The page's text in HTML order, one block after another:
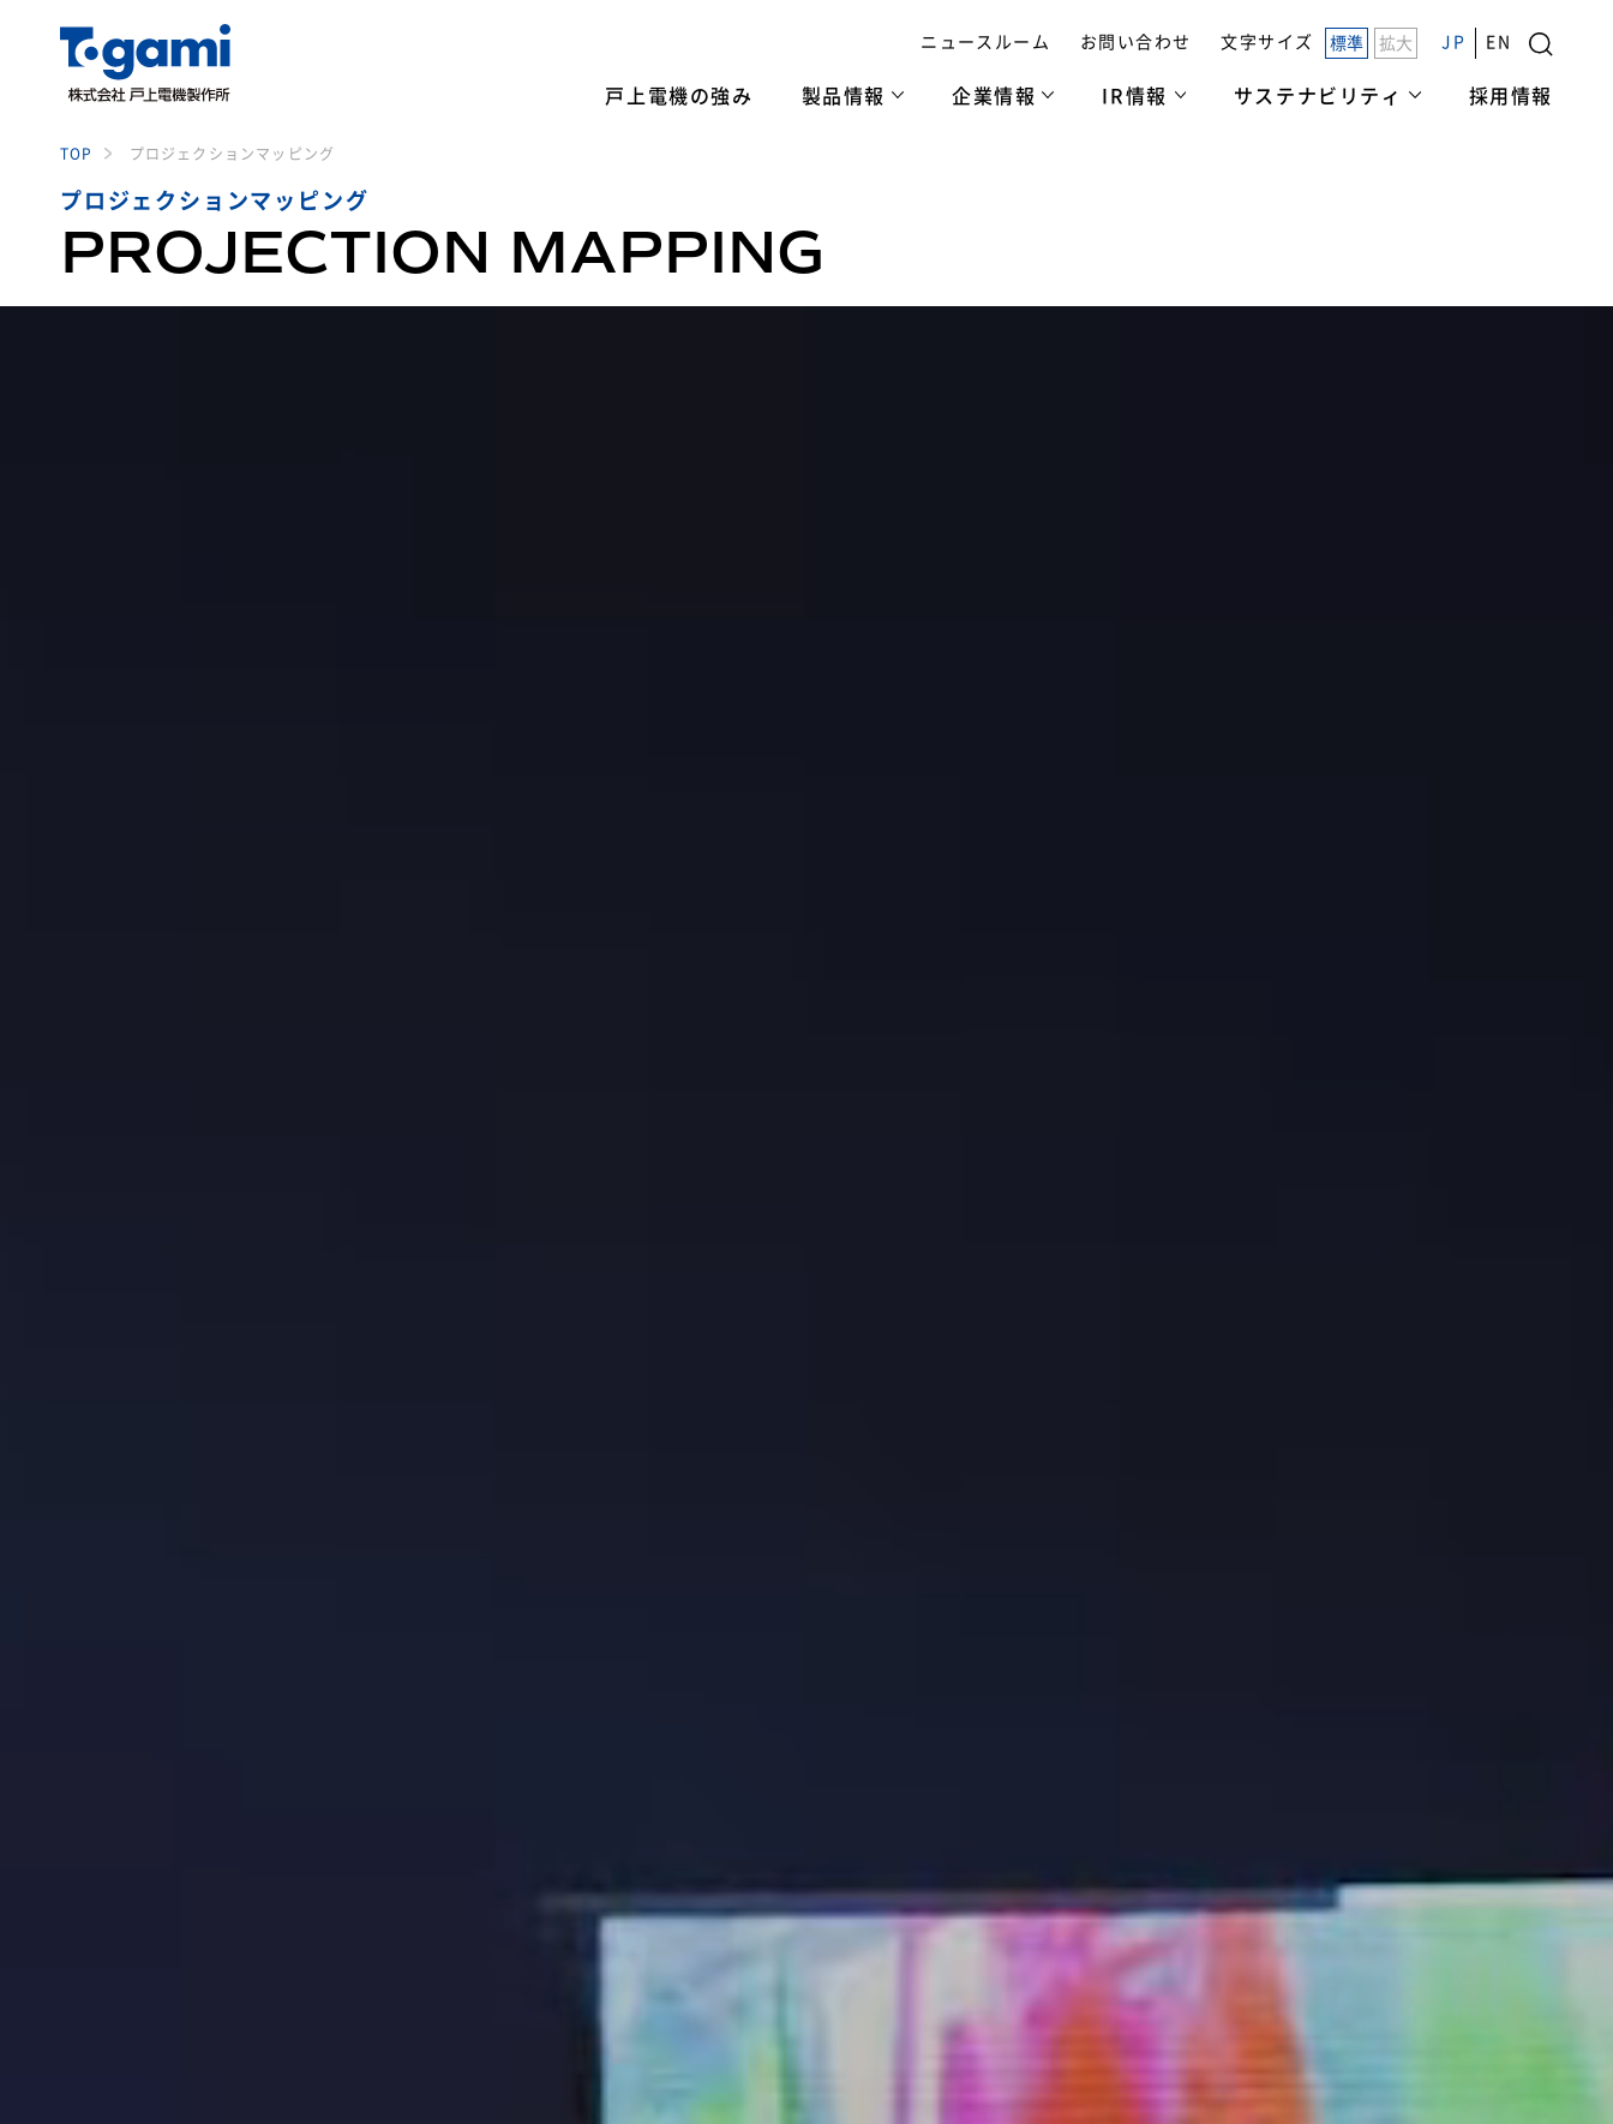
ニュースルーム お問い合わせ 文字サイズ 標準 拡大 JP EN
戸上電機の強み 製品情報 企業情報 IR情報 サステナビリティ 採用情報
TOP プロジェクションマッピング
プロジェクションマッピング
PROJECTION MAPPING